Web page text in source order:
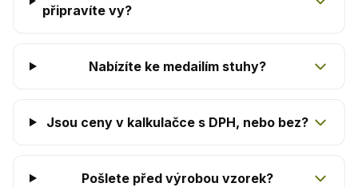
připravíte vy?
Nabízíte ke medailím stuhy?
Jsou ceny v kalkulačce s DPH, nebo bez?
Pošlete před výrobou vzorek?